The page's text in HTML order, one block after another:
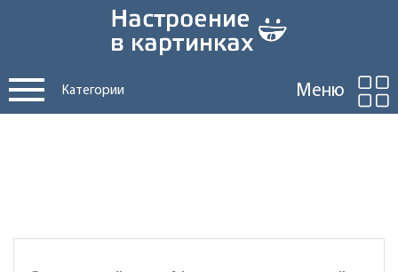
Категории Меню